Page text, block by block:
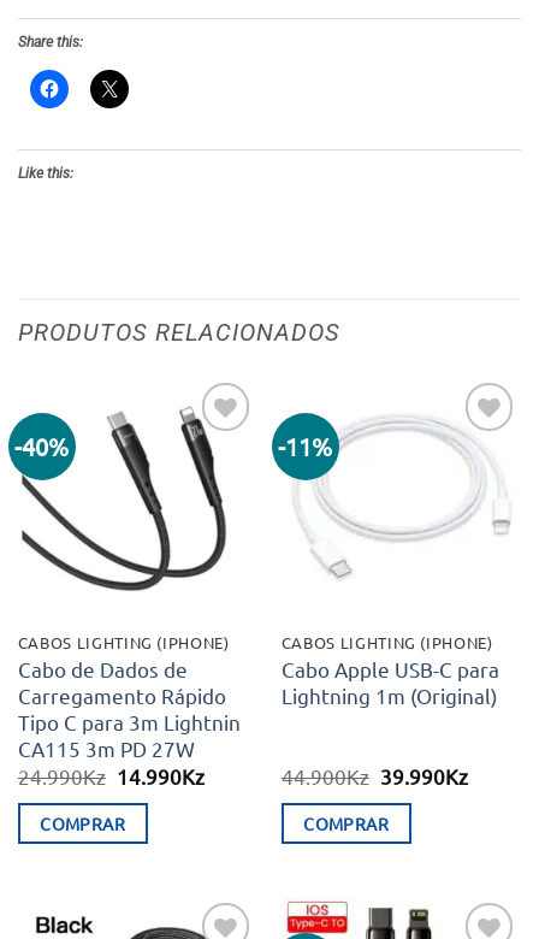
Share this:
Like this:
PRODUTOS RELACIONADOS
-40%
Adicionar
aos meus
desejos
CABOS LIGHTING (IPHONE)
Cabo de Dados de
Carregamento Rápido
Tipo C para 3m Lightnin
CA115 3m PD 27W
24.990Kz O
original
era:
14.990KzO
COMPRAR
-11%
Adicionar
aos meus
desejos
CABOS LIGHTING (IPHONE)
Cabo Apple USB-C para
Lightning 1m (Original)
44.900Kz O
original
era:
39.990KzO
COMPRAR